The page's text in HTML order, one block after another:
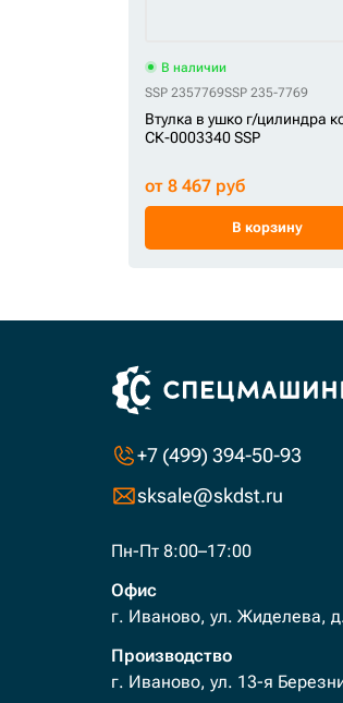
В наличии
SSP 2357769SSP 235-7769
Втулка в ушко г/цилиндра
СК-0003340 SSP
от 8 467 руб
В корзину
+7 (499) 394-50-93
sksale@skdst.ru
Пн-Пт 8:00–17:00
Офис
г. Иваново, ул. Жиделева,
Производство
г. Иваново, ул. 13-я